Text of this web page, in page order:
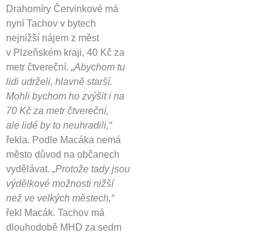
Drahomíry Červinkové má
nyní Tachov v bytech
nejnižší nájem z měst
v Plzeňském kraji, 40 Kč za
metr čtvereční. „Abychom tu
lidi udrželi, hlavně starší.
Mohli bychom ho zvýšit i na
70 Kč za metr čtvereční,
ale lidé by to neuhradili,“
řekla. Podle Macáka nemá
město důvod na občanech
vydělávat. „Protože tady jsou
výdělkové možnosti nižší
než ve velkých městech,“
řekl Macák. Tachov má
dlouhodobě MHD za sedm